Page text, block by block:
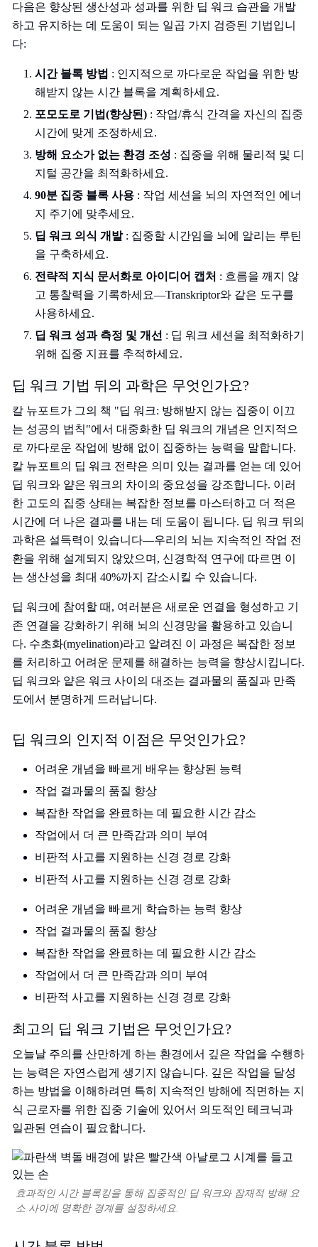
다음은 향상된 생산성과 성과를 위한 딥 워크 습관을 개발
하고 유지하는 데 도움이 되는 일곱 가지 검증된 기법입니
다:
시간 블록 방법 : 인지적으로 까다로운 작업을 위한 방
해받지 않는 시간 블록을 계획하세요.
포모도로 기법(향상된) : 작업/휴식 간격을 자신의 집중
시간에 맞게 조정하세요.
방해 요소가 없는 환경 조성 : 집중을 위해 물리적 및 디
지털 공간을 최적화하세요.
90분 집중 블록 사용 : 작업 세션을 뇌의 자연적인 에너
지 주기에 맞추세요.
딥 워크 의식 개발: 집중할 시간임을 뇌에 알리는 루틴
을 구축하세요.
전략적 지식 문서화로 아이디어 캡처 : 흐름을 깨지 않
고 통찰력을 기록하세요—Transkriptor와 같은 도구를
사용하세요.
딥 워크 성과 측정 및 개선 : 딥 워크 세션을 최적화하기
위해 집중 지표를 추적하세요.
딥 워크 기법 뒤의 과학은 무엇인가요?
칼 뉴포트가 그의 책 "딥 워크: 방해받지 않는 집중이 이끄
는 성공의 법칙"에서 대중화한 딥 워크의 개념은 인지적으
로 까다로운 작업에 방해 없이 집중하는 능력을 말합니다.
칼 뉴포트의 딥 워크 전략은 의미 있는 결과를 얻는 데 있어
딥 워크와 얕은 워크의 차이의 중요성을 강조합니다. 이러
한 고도의 집중 상태는 복잡한 정보를 마스터하고 더 적은
시간에 더 나은 결과를 내는 데 도움이 됩니다. 딥 워크 뒤의
과학은 설득력이 있습니다—우리의 뇌는 지속적인 작업 전
환을 위해 설계되지 않았으며, 신경학적 연구에 따르면 이
는 생산성을 최대 40%까지 감소시킬 수 있습니다.
딥 워크에 참여할 때, 여러분은 새로운 연결을 형성하고 기
존 연결을 강화하기 위해 뇌의 신경망을 활용하고 있습니
다. 수초화(myelination)라고 알려진 이 과정은 복잡한 정보
를 처리하고 어려운 문제를 해결하는 능력을 향상시킵니다.
딥 워크와 얕은 워크 사이의 대조는 결과물의 품질과 만족
도에서 분명하게 드러납니다.
딥 워크의 인지적 이점은 무엇인가요?
어려운 개념을 빠르게 배우는 향상된 능력
작업 결과물의 품질 향상
복잡한 작업을 완료하는 데 필요한 시간 감소
작업에서 더 큰 만족감과 의미 부여
비판적 사고를 지원하는 신경 경로 강화
비판적 사고를 지원하는 신경 경로 강화
어려운 개념을 빠르게 학습하는 능력 향상
작업 결과물의 품질 향상
복잡한 작업을 완료하는 데 필요한 시간 감소
작업에서 더 큰 만족감과 의미 부여
비판적 사고를 지원하는 신경 경로 강화
최고의 딥 워크 기법은 무엇인가요?
오늘날 주의를 산만하게 하는 환경에서 깊은 작업을 수행하
는 능력은 자연스럽게 생기지 않습니다. 깊은 작업을 달성
하는 방법을 이해하려면 특히 지속적인 방해에 직면하는 지
식 근로자를 위한 집중 기술에 있어서 의도적인 테크닉과
일관된 연습이 필요합니다.
효과적인 시간 블록킹을 통해 집중적인 딥 워크와 잠재적 방해 요
소 사이에 명확한 경계를 설정하세요.